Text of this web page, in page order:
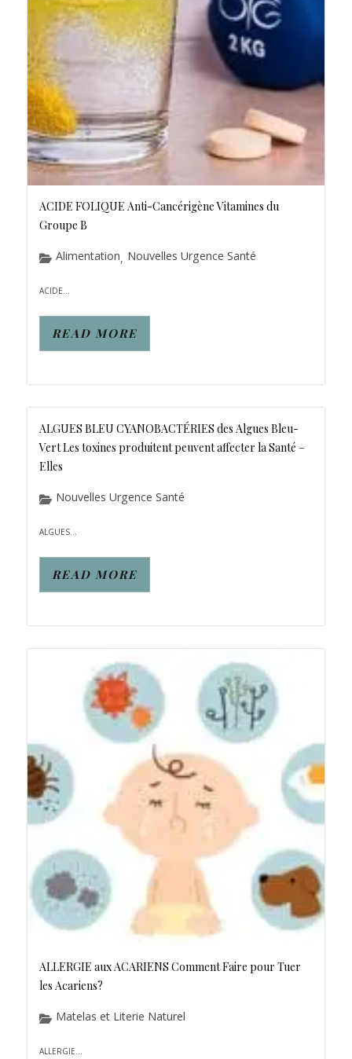
ACIDE FOLIQUE Anti-Cancérigène Vitamines du
Groupe B
Alimentation, Nouvelles Urgence Santé
ACIDE...
READ MORE
ALGUES BLEU CYANOBACTÉRIES des Algues Bleu-
Vert Les toxines produitent peuvent affecter la Santé –
Elles
Nouvelles Urgence Santé
ALGUES...
READ MORE
ALLERGIE aux ACARIENS Comment Faire pour Tuer
les Acariens?
Matelas et Literie Naturel
ALLERGIE...